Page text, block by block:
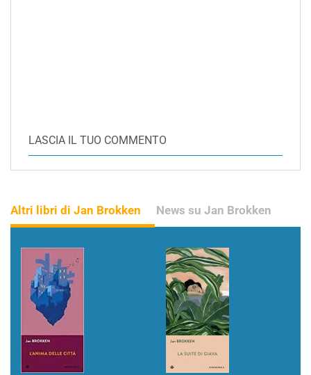
LASCIA IL TUO COMMENTO
Altri libri di Jan Brokken News su Jan Brokken